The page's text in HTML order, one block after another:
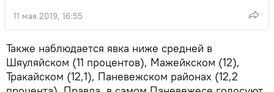
11 мая 2019, 16:55
Также наблюдается явка ниже средней в
Шяуляйском (11 процентов), Мажейкском (12),
Тракайском (12,1), Паневежском районах (12,2